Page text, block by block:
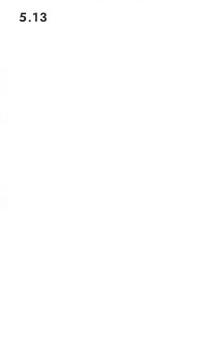
Cena:
5.13